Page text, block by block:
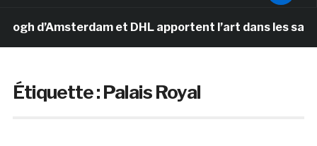
d’Amsterdam et DHL apportent l’art dans les salles
Étiquette :Palais Royal